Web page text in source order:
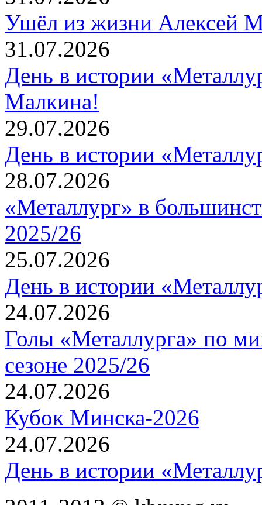
Ушёл из жизни Алексей
31.07.2026
День в истории
Малкина!
29.07.2026
День в истории
28.07.2026
«Металлург» в
2025/26
25.07.2026
День в истории
24.07.2026
Голы «Металлурга» по
сезоне 2025/26
24.07.2026
Кубок Минска-2026
24.07.2026
День в истории